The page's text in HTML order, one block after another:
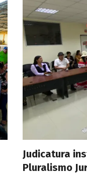
Judicatura
Pluralismo